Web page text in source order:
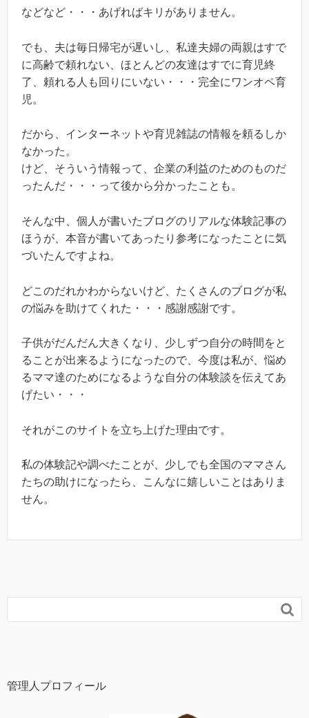
などなど・・・あげればキリがありません。
でも、夫は毎日帰宅が遅いし、私達夫婦の両親はすで
に高齢で頼れない、ほとんどの友達はすでに育児終
了、頼れる人も回りにいない・・・完全にワンオペ育
児。
だから、インターネットや育児雑誌の情報を頼るしか
なかった。
けど、そういう情報って、企業の利益のためのものだ
ったんだ・・・って後から分かったことも。
そんな中、個人が書いたブログのリアルな体験記事の
ほうが、本音が書いてあったり参考になったことに気
づいたんですよね。
どこのだれかわからないけど、たくさんのブログが私
の悩みを助けてくれた・・・感謝感謝です。
子供がだんだん大きくなり、少しずつ自分の時間をと
ることが出来るようになったので、今度は私が、悩め
るママ達のためになるような自分の体験談を伝えてあ
げたい・・・
それがこのサイトを立ち上げた理由です。
私の体験記や調べたことが、少しでも全国のママさん
たちの助けになったら、こんなに嬉しいことはありま
せん。

管理人プロフィール